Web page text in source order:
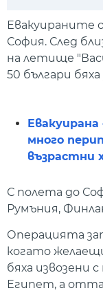
Евакуираните
София. След
на летище
50 българи
много
възрастни
С полета до
Румъния,
Операцията
когато
бяха извозени
Египет, а